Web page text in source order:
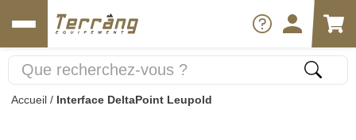
Accueil / Interface DeltaPoint Leupold